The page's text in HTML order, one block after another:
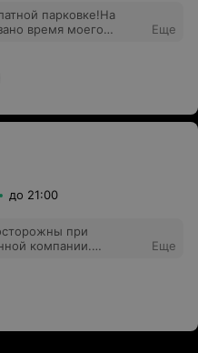
парковке!На
время моего
щите
Может я что-то не
дали.
Еще
до 21:00
при
компании.
грязным, ножки
( типа по вине
почистить и
на другой.
непонятного
Еще